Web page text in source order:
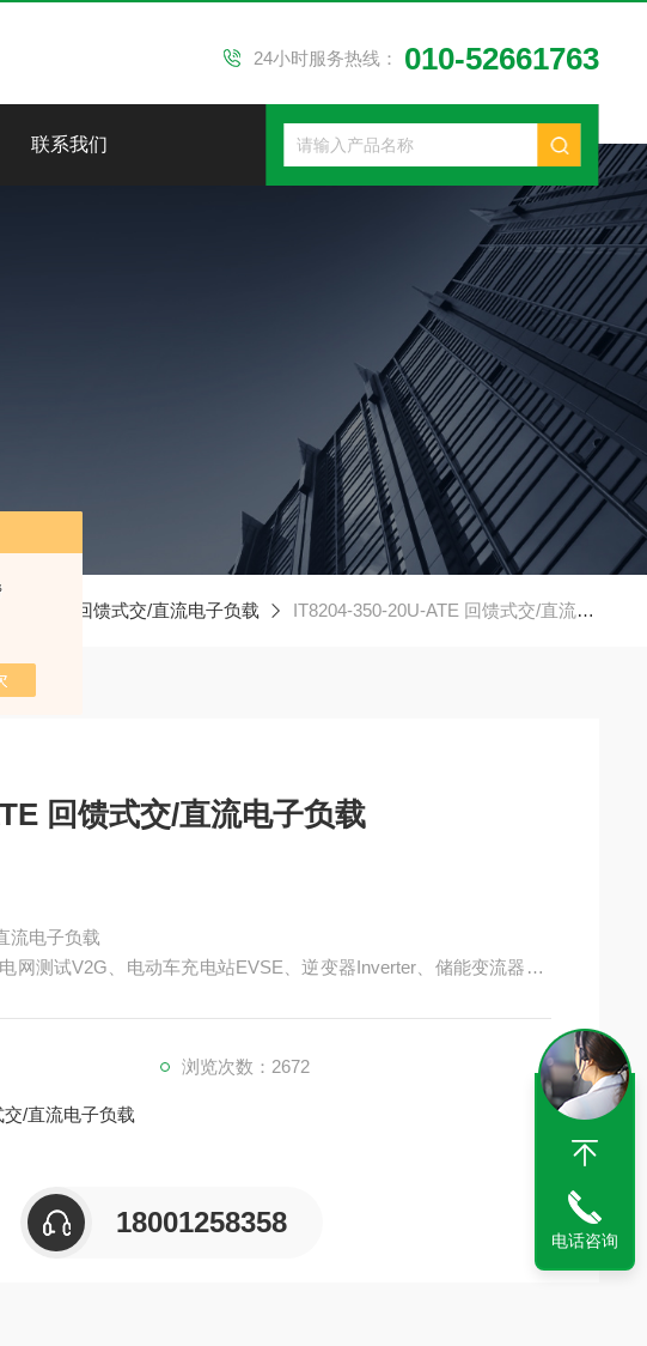
24小时服务热线： 010-52661763
联系我们
系列回馈式交/直流电子负载 IT8204-350-20U-ATE 回馈式交/直流电子负载
回馈式交/直流电子负载
流电子负载
网测试V2G、电动车充电站EVSE、逆变器Inverter、储能变流器PC
浏览次数：2672
/直流电子负载
18001258358
电话咨询